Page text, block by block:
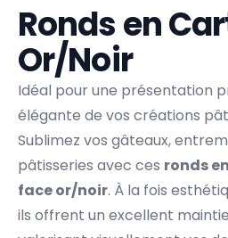
Ronds en
Or/Noir
Idéal pour une présentation
élégante de vos créations
Sublimez vos gâteaux,
pâtisseries avec ces ronds
face or/noir. À la fois
ils offrent un excellent